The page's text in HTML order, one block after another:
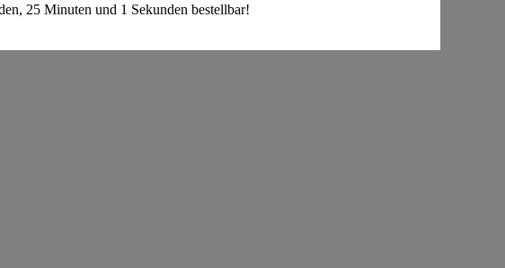
25 Minuten und 1 Sekunden bestellbar!